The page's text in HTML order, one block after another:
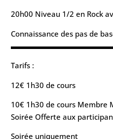
20h00 Niveau 1/2 en Rock
Connaissance des pas de
Tarifs :
12€ 1h30 de cours
10€ 1h30 de cours Membre
Soirée Offerte aux
Soirée uniquement